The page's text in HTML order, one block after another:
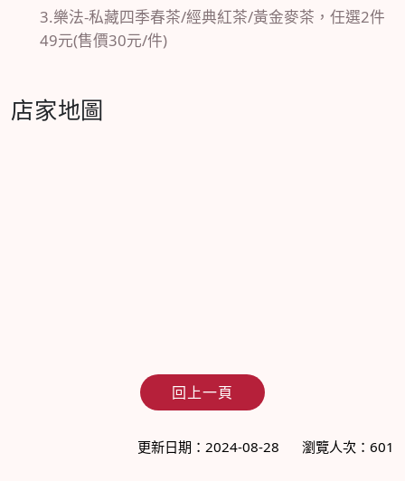
3.樂法-私藏四季春茶/經典紅茶/黃金麥茶，任選2件
49元(售價30元/件)
店家地圖
回上一頁
更新日期：2024-08-28 瀏覽人次：601